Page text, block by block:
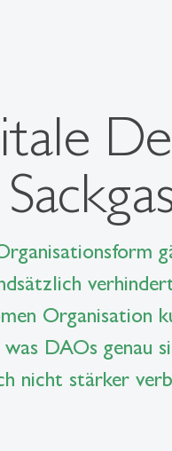
Organisation
DAOs genau
nicht stärker